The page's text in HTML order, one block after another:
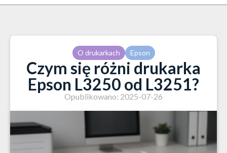
O drukarkach Epson
Czym się różni drukarka
Epson L3250 od L3251?
Opublikowano: 2025-07-26